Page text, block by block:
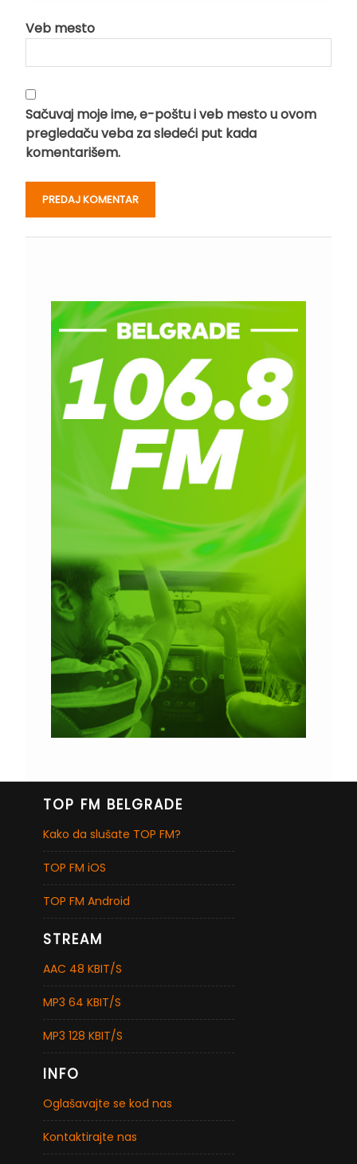
Veb mesto
Sačuvaj moje ime, e-poštu i veb mesto u ovom
pregledaču veba za sledeći put kada
komentarišem.
TOP FM BELGRADE
Kako da slušate TOP FM?
TOP FM iOS
TOP FM Android
STREAM
AAC 48 KBIT/S
MP3 64 KBIT/S
MP3 128 KBIT/S
INFO
Oglašavajte se kod nas
Kontaktirajte nas